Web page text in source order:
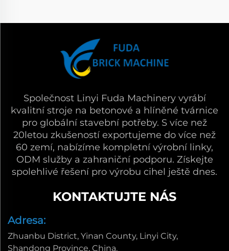
Společnost Linyi Fuda Machinery vyrábí
kvalitní stroje na betonové a hlíněné tvárnice
pro globální stavební potřeby. S více než
20letou zkušeností exportujeme do více než
60 zemí, nabízíme kompletní výrobní linky,
ODM služby a zahraniční podporu. Získejte
spolehlivé řešení pro výrobu cihel ještě dnes.
KONTAKTUJTE NÁS
Adresa:
Zhuanbu District, Yinan County, Linyi City,
Shandong Province, China.